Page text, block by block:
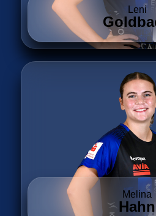
Leni
Melina
Hahn